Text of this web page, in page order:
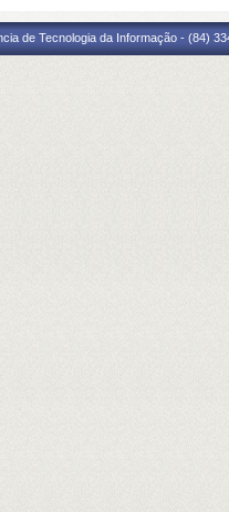
de Tecnologia da Informação - (84)